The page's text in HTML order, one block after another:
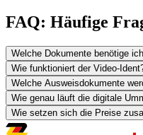
FAQ: Häufige
Welche Dokumente benötige
Wie funktioniert der Video-
Welche Ausweisdokumente
Wie genau läuft die digitale
Wie setzen sich die Preise